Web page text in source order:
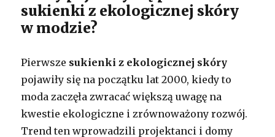
sukienki z ekologicznej skóry
w modzie?
Pierwsze sukienki z ekologicznej skóry
pojawiły się na początku lat 2000, kiedy to
moda zaczęła zwracać większą uwagę na
kwestie ekologiczne i zrównoważony rozwój.
Trend ten wprowadzili projektanci i domy